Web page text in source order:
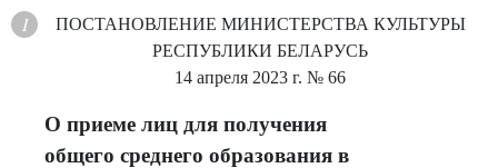
ПОСТАНОВЛЕНИЕ МИНИСТЕРСТВА КУЛЬТУРЫ
РЕСПУБЛИКИ БЕЛАРУСЬ
14 апреля 2023 г. № 66
О приеме лиц для получения
общего среднего образования в